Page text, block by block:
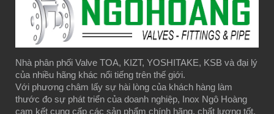
Nhà phân phối Valve TOA, KIZT, YOSHITAKE, KSB và đại lý
của nhiều hãng khác nổi tiếng trên thế giới.
Với phương châm lấy sự hài lòng của khách hàng làm
thước đo sự phát triển của doanh nghiệp, Inox Ngô Hoàng
cam kết cung cấp các sản phẩm chính hãng, chất lượng tốt,